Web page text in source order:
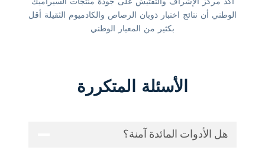
الوطني أن نتائج اختبار ذوبان الرصاص والكادميوم الثقيلة أقل
بكثير من المعيار الوطني
الأسئلة المتكررة
هل الأدوات المائدة آمنة؟